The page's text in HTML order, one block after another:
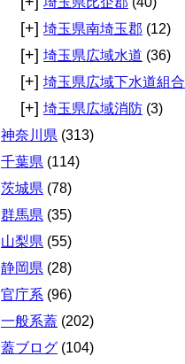
[+] 埼玉県南埼玉郡 (12)
[+] 埼玉県広域水道 (36)
[+] 埼玉県広域下水道組合
[+] 埼玉県広域消防 (3)
神奈川県 (313)
千葉県 (114)
茨城県 (78)
群馬県 (35)
山梨県 (55)
静岡県 (28)
官庁系 (96)
一般系蓋 (202)
蓋ブログ (104)